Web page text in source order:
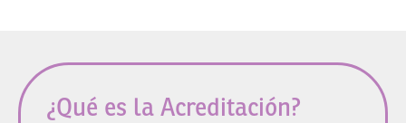
¿Qué es la Acreditación?